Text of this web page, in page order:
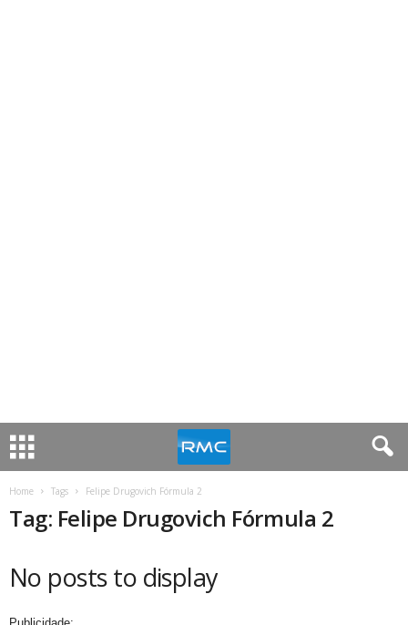
Home Tags Felipe Drugovich Fórmula 2
Tag: Felipe Drugovich Fórmula 2
No posts to display